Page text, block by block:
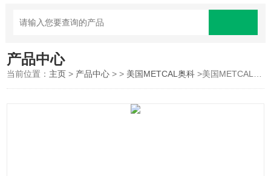
产品中心
当前位置： 主页 > 产品中心 > > 美国METCAL奥科 >美国METCAL奥科焊接拆焊手柄MX-H2-UF